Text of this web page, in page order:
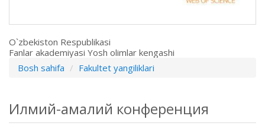
O`zbekiston Respublikasi
Fanlar akademiyasi Yosh olimlar kengashi
Bosh sahifa
Fakultet yangiliklari
Илмий-амалий конференция